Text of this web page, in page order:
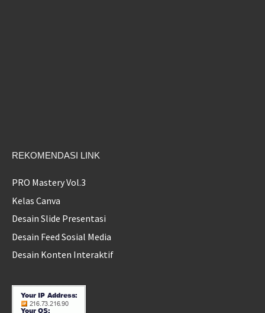
REKOMENDASI LINK
PRO Mastery Vol.3
Kelas Canva
Desain Slide Presentasi
Desain Feed Sosial Media
Desain Konten Interaktif